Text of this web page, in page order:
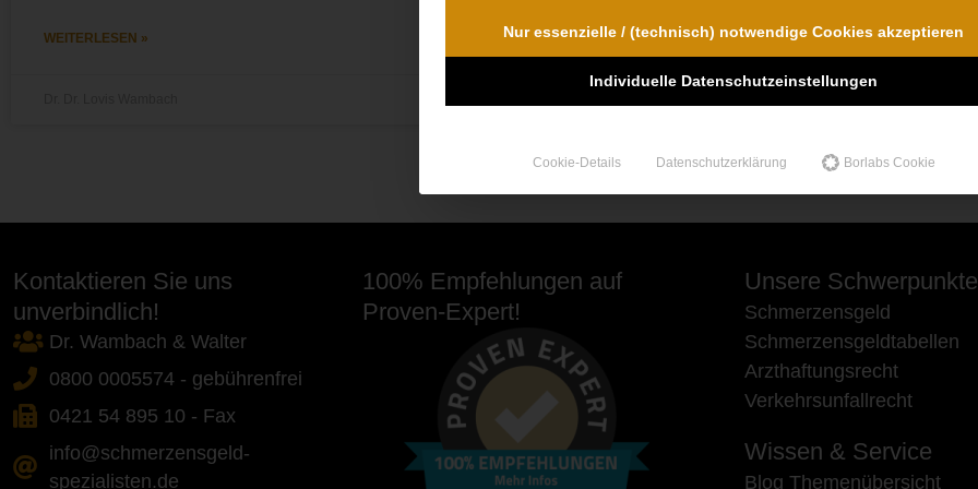
WEITERLESEN »
Kontaktieren Sie uns
unverbindlich!
Dr. Wambach & Walter
0800 0005574 - gebührenfrei
0421 54 895 10 - Fax
info@schmerzensgeld-
spezialisten.de
100% Empfehlungen auf
Proven-Expert!
Unsere Schwerpunkte
Schmerzensgeld
Schmerzensgeldtabellen
Arzthaftungsrecht
Verkehrsunfallrecht
Wissen & Service
Blog Themenübersicht
Nur essenzielle / (technisch) notwendige Cookies akzeptieren
Individuelle Datenschutzeinstellungen
Cookie-Details Datenschutzerklärung Borlabs Cookie